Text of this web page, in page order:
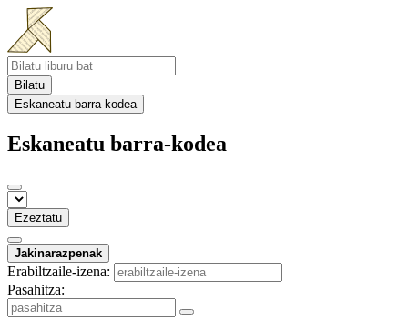
Bilatu
Eskaneatu barra-kodea
Eskaneatu barra-kodea
Ezeztatu
Jakinarazpenak
Erabiltzaile-izena:
Pasahitza: